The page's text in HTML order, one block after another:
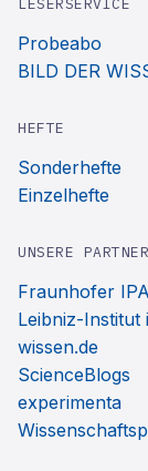
LESERSERVICE
Probeabo
BILD DER
HEFTE
Sonderhefte
Einzelhefte
UNSERE PARTNER
Fraunhofer IPA
Leibniz-Institut
wissen.de
ScienceBlogs
experimenta